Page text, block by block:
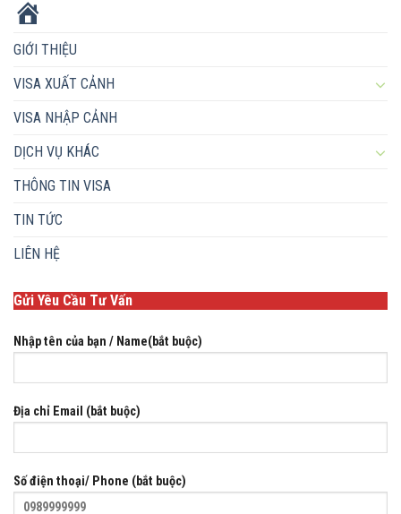
GIỚI THIỆU
VISA XUẤT CẢNH
VISA NHẬP CẢNH
DỊCH VỤ KHÁC
THÔNG TIN VISA
TIN TỨC
LIÊN HỆ
Gửi Yêu Cầu Tư Vấn
Nhập tên của bạn / Name(bắt buộc)
Địa chỉ Email (bắt buộc)
Số điện thoại/ Phone (bắt buộc)